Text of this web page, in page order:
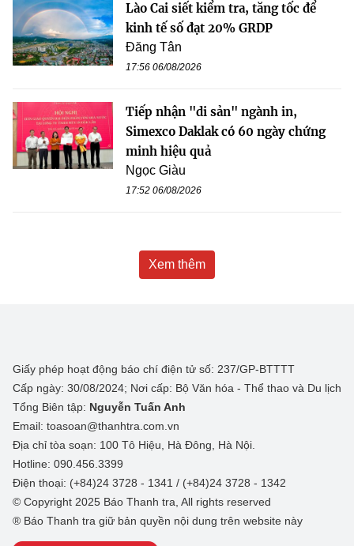
Lào Cai siết kiểm tra, tăng tốc để
kinh tế số đạt 20% GRDP
Đăng Tân
17:56 06/08/2026
Tiếp nhận "di sản" ngành in,
Simexco Daklak có 60 ngày chứng
minh hiệu quả
Ngọc Giàu
17:52 06/08/2026
Xem thêm
Giấy phép hoạt động báo chí điện tử số: 237/GP-BTTTT
Cấp ngày: 30/08/2024; Nơi cấp: Bộ Văn hóa - Thể thao và Du lịch
Tổng Biên tập: Nguyễn Tuấn Anh
Email: toasoan@thanhtra.com.vn
Địa chỉ tòa soạn: 100 Tô Hiệu, Hà Đông, Hà Nội.
Hotline: 090.456.3399
Điện thoại: (+84)24 3728 - 1341 / (+84)24 3728 - 1342
© Copyright 2025 Báo Thanh tra, All rights reserved
® Báo Thanh tra giữ bản quyền nội dung trên website này